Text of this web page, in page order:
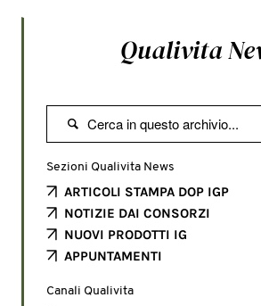
Qualivita

Sezioni Qualivita News
ARTICOLI STAMPA DOP IGP
NOTIZIE DAI CONSORZI
NUOVI PRODOTTI IG
APPUNTAMENTI
Canali Qualivita